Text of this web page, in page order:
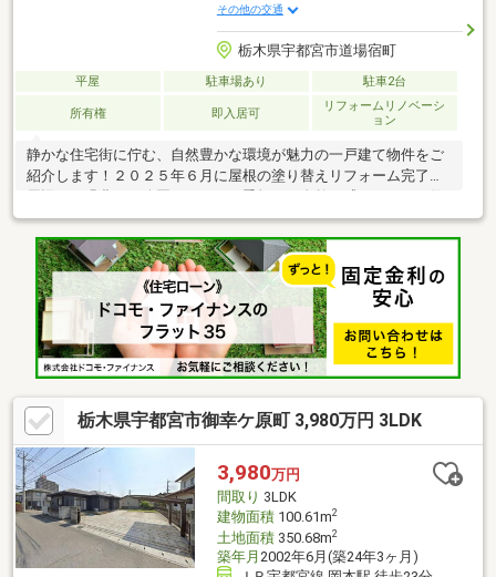
その他の交通
栃木県宇都宮市道場宿町
平屋 駐車場あり 駐車2台
所有権 即入居可
リフォームリノベーシ
ョン
静かな住宅街に佇む、自然豊かな環境が魅力の一戸建て物件をご
紹介します！２０２５年６月に屋根の塗り替えリフォーム完了！
歩やジョギングを楽しむことができます。人気の平屋タイプです
☆お子様がいらっしゃるご家庭にもおすすめの物件で、小学校も
近く通学も安心です。
栃木県宇都宮市御幸ケ原町 3,980万円 3LDK
3,980万円
間取り 3LDK
建物面積100.61m2
土地面積350.68m2
築年月 2002年6月(築24年3ヶ月)